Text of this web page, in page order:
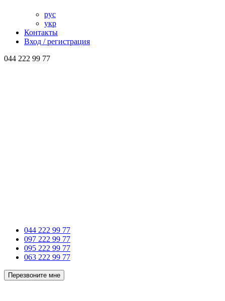
рус
укр
Контакты
Вход / регистрация
044 222 99 77
044 222 99 77
097 222 99 77
095 222 99 77
063 222 99 77
Перезвоните мне